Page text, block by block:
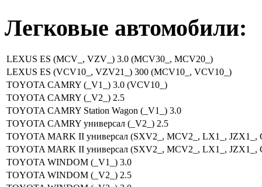
Легковые автомобили:
LEXUS ES (MCV_, VZV_) 3.0 (MCV30_, MCV20_)
LEXUS ES (VCV10_, VZV21_) 300 (MCV10_, VCV10_)
TOYOTA CAMRY (_V1_) 3.0 (VCV10_)
TOYOTA CAMRY (_V2_) 2.5
TOYOTA CAMRY Station Wagon (_V1_) 3.0
TOYOTA CAMRY универсал (_V2_) 2.5
TOYOTA MARK II универсал (SXV2_, MCV2_, LX1_, JZX1_,
TOYOTA MARK II универсал (SXV2_, MCV2_, LX1_, JZX1_,
TOYOTA WINDOM (_V1_) 3.0
TOYOTA WINDOM (_V2_) 2.5